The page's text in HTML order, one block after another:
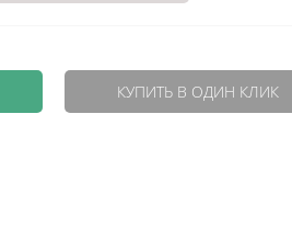
КУПИТЬ В ОДИН КЛИК